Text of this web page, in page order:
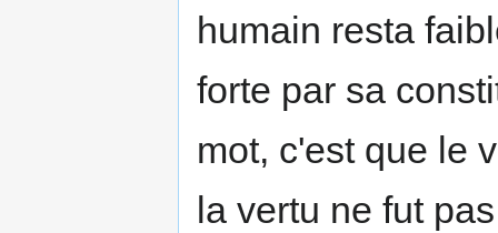
humain resta
forte par sa
mot, c'est que le
la vertu ne fut